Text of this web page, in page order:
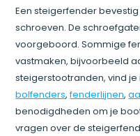
Een steigerfender
schroeven. De
voorgeboord. Sommige
vastmaken, bijvoorbeeld
steigerstootranden, vind
bolfenders,fenderlijnen,
benodigdheden om je
vragen over de